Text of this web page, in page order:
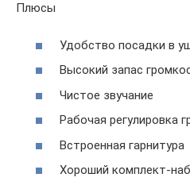
Плюсы
Удобство посадки в
Высокий запас
Чистое звучание
Рабочая регулировка
Встроенная гарнитура
Хороший комплект-